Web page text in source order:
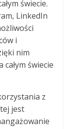
świecie.
LinkedIn
i
nim
świecie
z
jest